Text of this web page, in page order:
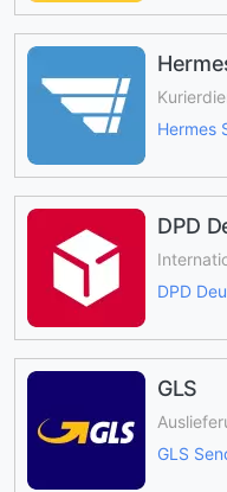
Hermes
DPD
DPD
GLS
GLS